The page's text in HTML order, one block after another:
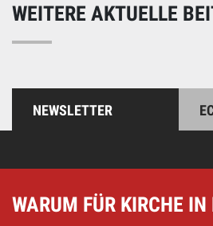
WEITERE AKTUELLE
NEWSLETTER
WARUM FÜR KIRCHE